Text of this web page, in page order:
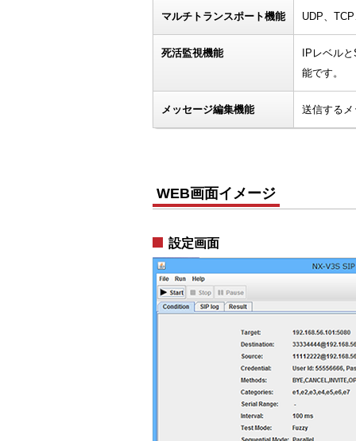
マルチトランスポート機能 UDP、
死活監視機能
IPレベル
能です。
メッセージ編集機能 送信する
WEB画面イメージ
設定画面